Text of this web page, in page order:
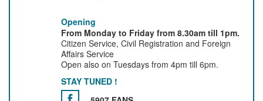
Opening
From Monday to Friday from 8.30am till 1pm.
Citizen Service, Civil Registration and Foreign
Affairs Service
Open also on Tuesdays from 4pm till 6pm.
STAY TUNED !